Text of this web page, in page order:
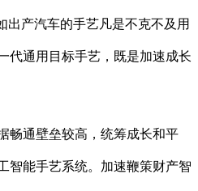
出产汽车的手艺凡是不克不及用
代通用目标手艺，既是加速成长
通壁垒较高，统筹成长和平
智能手艺系统。加速鞭策财产智